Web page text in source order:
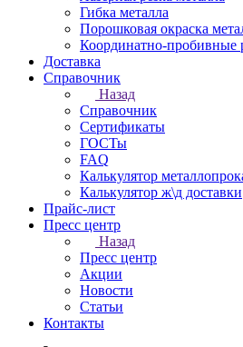
Гибка металла
Порошковая окраска
Координатно-пробивные
Доставка
Справочник
Назад
Справочник
Сертификаты
ГОСТы
FAQ
Калькулятор
Калькулятор ж\д доставки
Прайс-лист
Пресс центр
Назад
Пресс центр
Акции
Новости
Статьи
Контакты